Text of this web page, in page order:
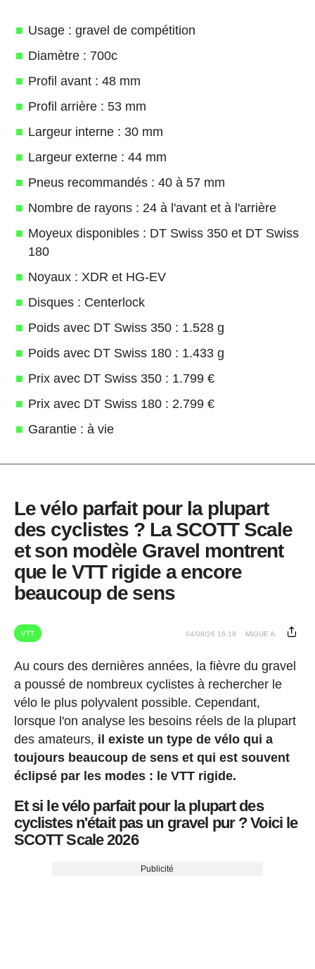
Usage : gravel de compétition
Diamètre : 700c
Profil avant : 48 mm
Profil arrière : 53 mm
Largeur interne : 30 mm
Largeur externe : 44 mm
Pneus recommandés : 40 à 57 mm
Nombre de rayons : 24 à l'avant et à l'arrière
Moyeux disponibles : DT Swiss 350 et DT Swiss
180
Noyaux : XDR et HG-EV
Disques : Centerlock
Poids avec DT Swiss 350 : 1.528 g
Poids avec DT Swiss 180 : 1.433 g
Prix avec DT Swiss 350 : 1.799 €
Prix avec DT Swiss 180 : 2.799 €
Garantie : à vie
Le vélo parfait pour la plupart
des cyclistes ? La SCOTT Scale
et son modèle Gravel montrent
que le VTT rigide a encore
beaucoup de sens
VTT 04/06/26 16:19 MIGUE A.
Au cours des dernières années, la fièvre du gravel
a poussé de nombreux cyclistes à rechercher le
vélo le plus polyvalent possible. Cependant,
lorsque l'on analyse les besoins réels de la plupart
des amateurs, il existe un type de vélo qui a
toujours beaucoup de sens et qui est souvent
éclipsé par les modes : le VTT rigide.
Et si le vélo parfait pour la plupart des
cyclistes n'était pas un gravel pur ? Voici le
SCOTT Scale 2026
Publicité